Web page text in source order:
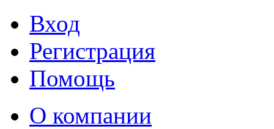
Вход
Регистрация
Помощь
О компании